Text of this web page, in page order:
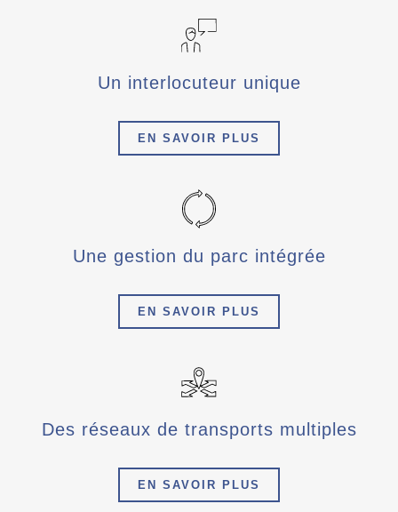
Un interlocuteur unique
EN SAVOIR PLUS
Une gestion du parc intégrée
EN SAVOIR PLUS
Des réseaux de transports multiples
EN SAVOIR PLUS